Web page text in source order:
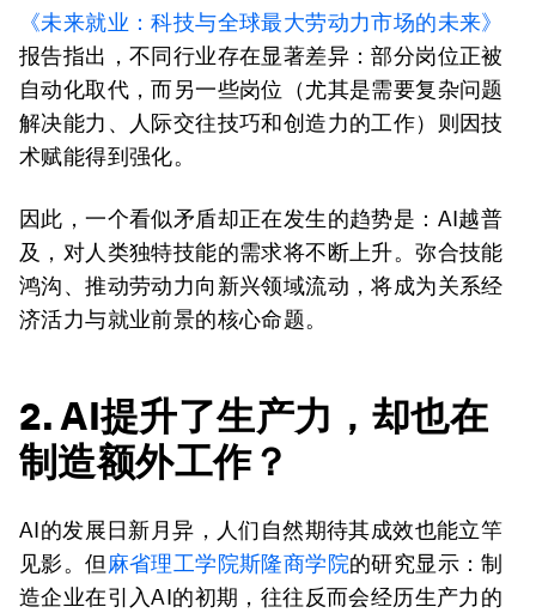
《未来就业：科技与全球最大劳动力市场的未来》
报告指出，不同行业存在显著差异：部分岗位正被
自动化取代，而另一些岗位（尤其是需要复杂问题
解决能力、人际交往技巧和创造力的工作）则因技
术赋能得到强化。
因此，一个看似矛盾却正在发生的趋势是：AI越普
及，对人类独特技能的需求将不断上升。弥合技能
鸿沟、推动劳动力向新兴领域流动，将成为关系经
济活力与就业前景的核心命题。
2. AI提升了生产力，却也在
制造额外工作？
AI的发展日新月异，人们自然期待其成效也能立竿
见影。但 麻省理工学院斯隆商学院的研究显示：制
造企业在引入AI的初期，往往反而会经历生产力的